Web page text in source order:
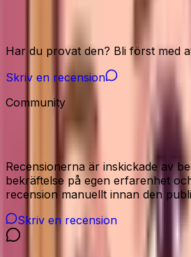
Har du provat den? Bli först med
Skriv en recension
Community
Recensioner från våra
Recensionerna är inskickade av
bekräftelse på egen erfarenhet
recension manuellt innan den
Skriv en recension